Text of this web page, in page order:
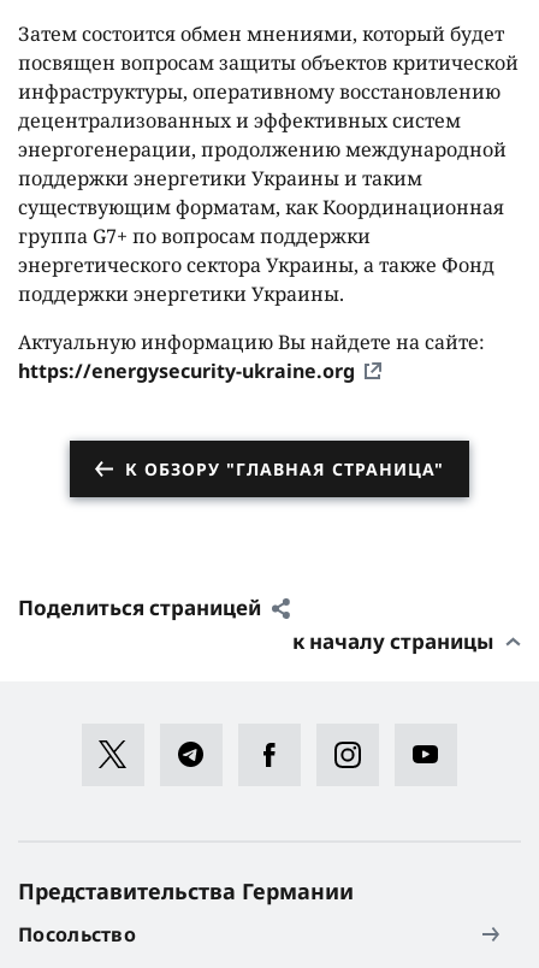
Затем состоится обмен мнениями, который будет
посвящен вопросам защиты объектов критической
инфраструктуры, оперативному восстановлению
децентрализованных и эффективных систем
энергогенерации, продолжению международной
поддержки энергетики Украины и таким
существующим форматам, как Координационная
группа G7+ по вопросам поддержки
энергетического сектора Украины, а также Фонд
поддержки энергетики Украины.
Актуальную информацию Вы найдете на сайте:
https://energysecurity-ukraine.org
К ОБЗОРУ "ГЛАВНАЯ СТРАНИЦА"
Поделиться страницей
к началу страницы
Представительства Германии
Посольство